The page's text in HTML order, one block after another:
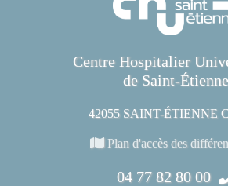
Centre Hospitalier
de Saint-Étienne
42055 SAINT-ÉTIENNE
Plan d'accès des
04 77 82 80 00